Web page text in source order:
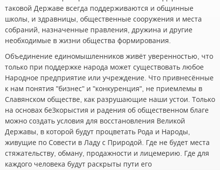
таковой Державе всегда поддерживаются и общинные
школы, и здравницы, общественные сооружения и места
собраний, назначенные правления, дружина и другие
необходимые в жизни общества формирования.
Объединение единомышленников живёт уверенностью, что
только при поддержке народа может существовать любое
Народное предприятие или учреждение. Что привнесённые
к нам понятия "бизнес" и "конкуренция", не приемлемы в
Славянском обществе, как разрушающие наши устои. Только
на основах беЗкорыстия и радения об общественном благе
можно создать условия для восстановления Великой
Державы, в которой будут процветать Рода и Народы,
живущие по Совести в Ладу с Природой. Где не будет места
стяжательству, обману, продажности и лицемерию. Где для
каждого человека будут раскрыты пути его